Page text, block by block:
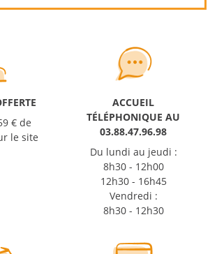
€ de
le site
ACCUEIL
TÉLÉPHONIQUE AU
03.88.47.96.98
Du lundi au jeudi :
8h30 - 12h00
12h30 - 16h45
Vendredi :
8h30 - 12h30